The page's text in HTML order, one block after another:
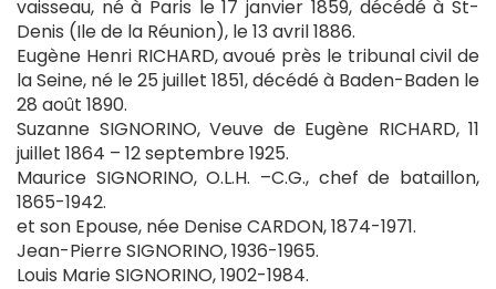
vaisseau, né à Paris le 17 janvier 1859, décédé à St-
Denis (Ile de la Réunion), le 13 avril 1886.
Eugène Henri RICHARD, avoué près le tribunal civil de
la Seine, né le 25 juillet 1851, décédé à Baden-Baden le
28 août 1890.
Suzanne SIGNORINO, Veuve de Eugène RICHARD, 11
juillet 1864 – 12 septembre 1925.
Maurice SIGNORINO, O.L.H. –C.G., chef de bataillon,
1865-1942.
et son Epouse, née Denise CARDON, 1874-1971.
Jean-Pierre SIGNORINO, 1936-1965.
Louis Marie SIGNORINO, 1902-1984.